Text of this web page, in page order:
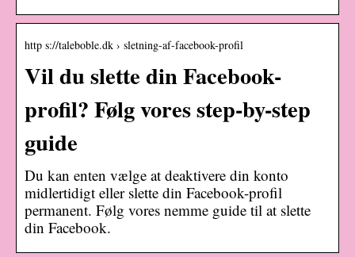
http s://taleboble.dk › sletning-af-facebook-profil
Vil du slette din Facebook-
profil? Følg vores step-by-step
guide
Du kan enten vælge at deaktivere din konto
midlertidigt eller slette din Facebook-profil
permanent. Følg vores nemme guide til at slette
din Facebook.